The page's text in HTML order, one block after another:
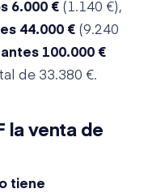
6.000 € (1.140 €),
44.000 € (9.240
100.000 €
de 33.380 €.
la venta de
tiene